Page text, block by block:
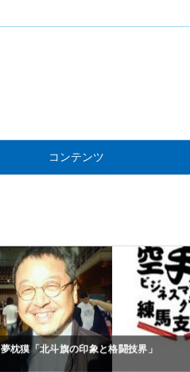
コンテンツ
夢枕獏「北斗旗の印象と格闘技界」